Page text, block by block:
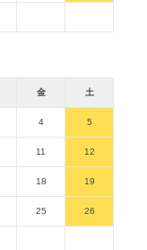
金 土
4 5
11 12
18 19
25 26